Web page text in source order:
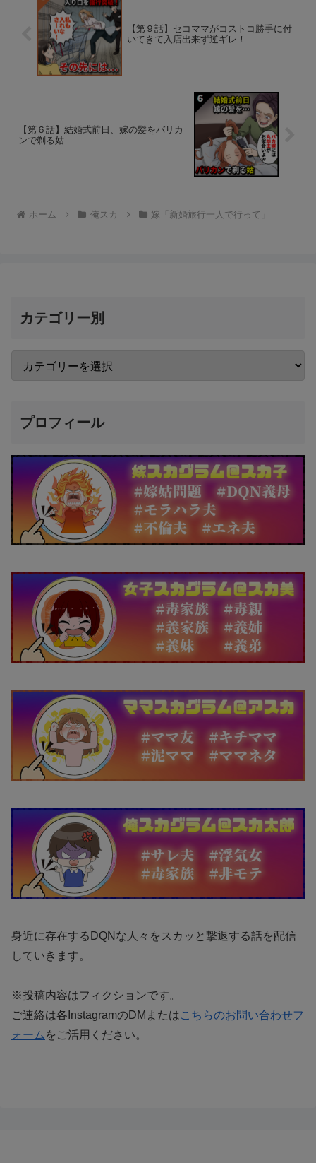
【第９話】セコママがコストコ勝手に付
いてきて入店出来ず逆ギレ！
【第６話】結婚式前日、嫁の髪をバリカ
ンで剃る姑
ホーム 俺スカ 嫁「新婚旅行一人で行って」
カテゴリー別
プロフィール
身近に存在するDQNな人々をスカッと撃退する話を配信
していきます。
※投稿内容はフィクションです。
ご連絡は各InstagramのDMまたはこちらのお問い合わせフ
ォーム をご活用ください。